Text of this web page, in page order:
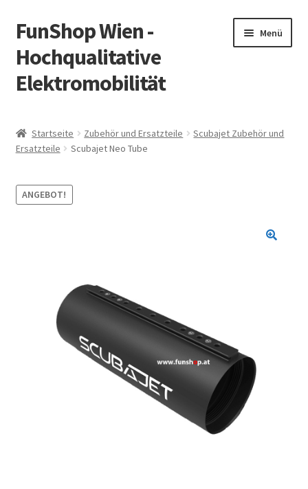
Zur
Navigation
springen
Zum
Inhalt
springen
FunShop Wien -
Hochqualitative
Elektromobilität
Menü
öffnen
Informationen zur Rechtslage in Österreich
Vorsicht Internetbetrug
öffnen
Zum Onlineshop in der Web Version
Startseite Zubehör und Ersatzteile
Scubajet Zubehör und
Ersatzteile
Scubajet Neo Tube
ANGEBOT!